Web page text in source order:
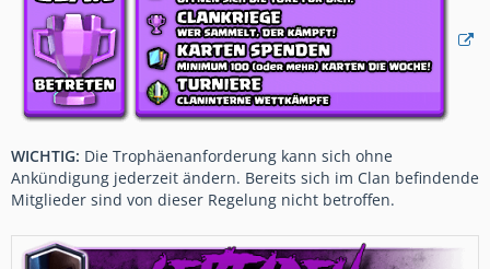
WICHTIG: Die Trophäenanforderung kann sich ohne
Ankündigung jederzeit ändern. Bereits sich im Clan befindende
Mitglieder sind von dieser Regelung nicht betroffen.